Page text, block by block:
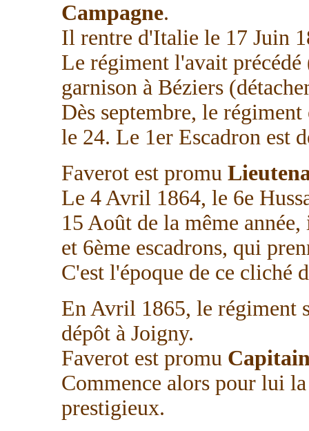
Campagne.
Il rentre d'Italie le 17 Juin
Le régiment l'avait
garnison à Béziers
Dès septembre, le
le 24. Le 1er Escadron est
Faverot est promu
Le 4 Avril 1864, le 6e
15 Août de la même
et 6ème escadrons, qui
C'est l'époque de ce cliché
En Avril 1865, le régiment
dépôt à Joigny.
Faverot est promu
Commence alors pour lui
prestigieux.